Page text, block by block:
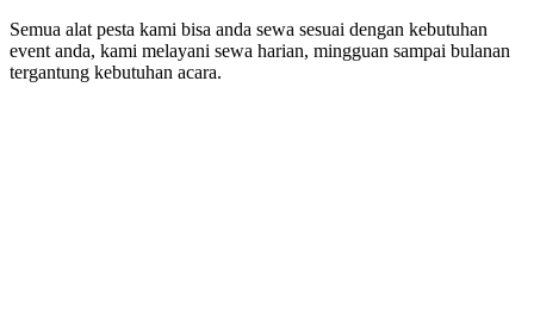
Semua alat pesta kami bisa anda sewa sesuai dengan kebutuhan
event anda, kami melayani sewa harian, mingguan sampai bulanan
tergantung kebutuhan acara.